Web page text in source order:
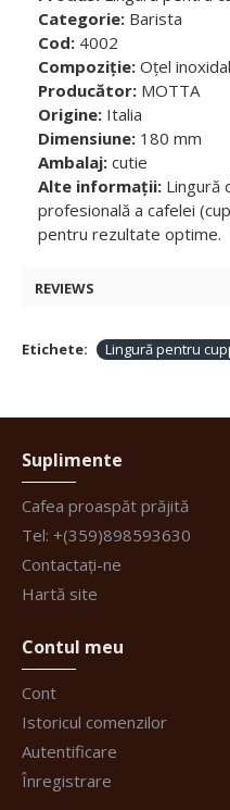
Categorie: Barista
Cod: 4002
Compoziție: Oțel
Producător: MOTTA
Origine: Italia
Dimensiune: 180 mm
Ambalaj: cutie
Alte informații: Lingură
profesională a cafelei
pentru rezultate optime.
REVIEWS
Etichete: Lingură pentru
Suplimente
Cafea proaspăt prăjită
Tel: +(359)898593630
Contactați-ne
Hartă site
Contul meu
Cont
Istoricul comenzilor
Autentificare
Înregistrare